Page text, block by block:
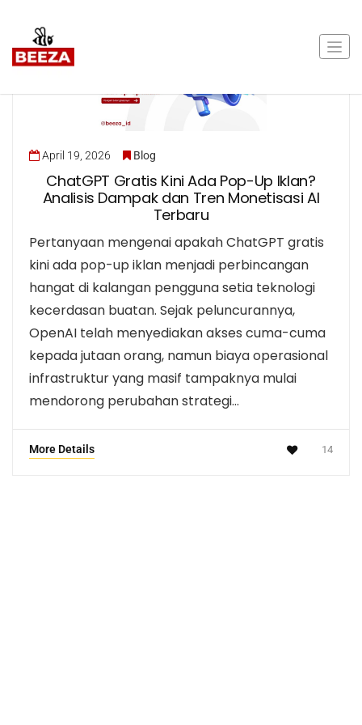
April 19, 2026 Blog
ChatGPT Gratis Kini Ada Pop-Up Iklan?
Analisis Dampak dan Tren Monetisasi AI
Terbaru
Pertanyaan mengenai apakah ChatGPT gratis
kini ada pop-up iklan menjadi perbincangan
hangat di kalangan pengguna setia teknologi
kecerdasan buatan. Sejak peluncurannya,
OpenAI telah menyediakan akses cuma-cuma
kepada jutaan orang, namun biaya operasional
infrastruktur yang masif tampaknya mulai
mendorong perubahan strategi…
More Details 14